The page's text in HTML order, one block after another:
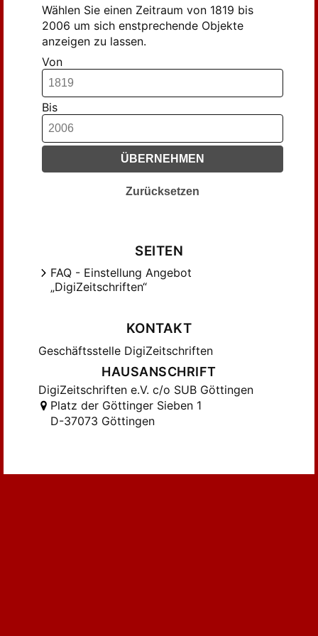
Geiselmann, Josef Rupert (860)
Ginzel (318)
Graf, Anton (267)
Greinacher, Norbert (310)
Groß, Walter (384)
Hagen, August (300)
Hefele (1677)
Hefele, Karl Joseph (1965)
Herbst (236)
Hofmeister, Philipp (217)
Hufnagel, Alfons (202)
Hünermann, Peter (279)
Keppler (379)
Knittel (291)
Knittel, Karl (235)
Kober (1004)
Kober, Franz (378)
Koch, Anton (752)
Wählen Sie einen Zeitraum von 1819 bis
2006 um sich enstprechende Objekte
anzeigen zu lassen.
Von
Bis
ÜBERNEHMEN
Zurücksetzen
SEITEN
FAQ - Einstellung Angebot
„DigiZeitschriften“
KONTAKT
Geschäftsstelle DigiZeitschriften
HAUSANSCHRIFT
DigiZeitschriften e.V. c/o SUB Göttingen
Platz der Göttinger Sieben 1
D-37073 Göttingen